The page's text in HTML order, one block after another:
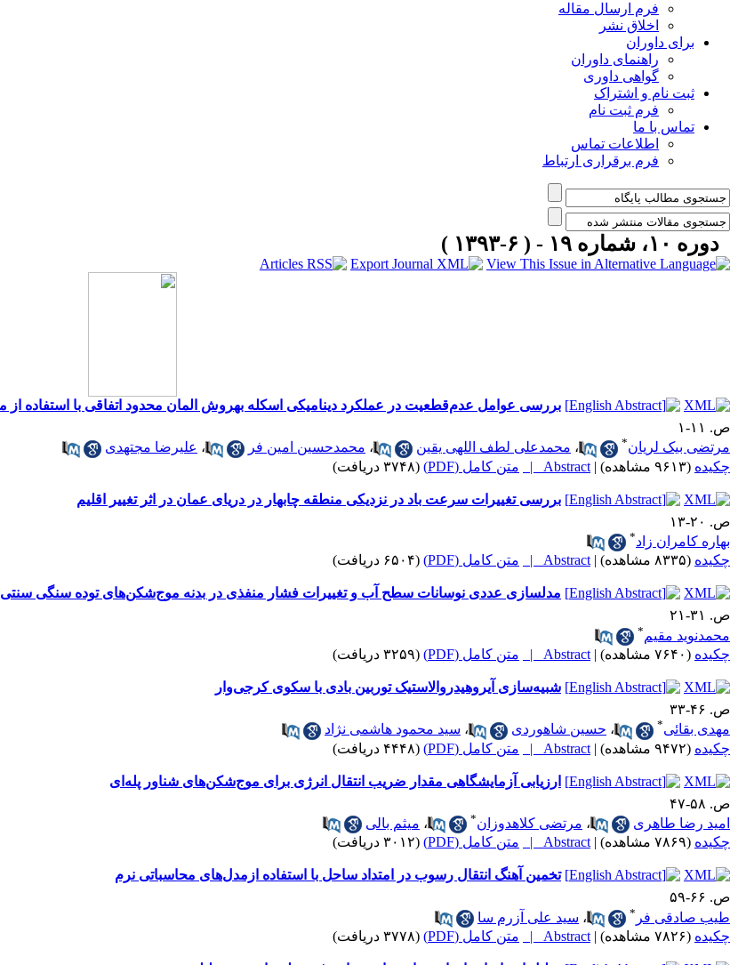
فرم ارسال مقاله
اخلاق نشر
برای داوران
راهنمای داوران
گواهی داوری
ثبت نام و اشتراک
فرم ثبت نام
تماس با ما
اطلاعات تماس
فرم برقراری ارتباط
دوره ۱۰، شماره ۱۹ - ( ۶-۱۳۹۳ )
بررسی عوامل عدم‌قطعیت در عملکرد دینامیکی اسکله به‎روش المان محدود اتفاقی با استفاده از مدل ماتریس تصادفی ویشارت
ص. ۱۱-۱
مرتضی بیک لریان* ، محمدعلی لطف اللهی یقین ، محمدحسین امین فر ، علیرضا مجتهدی
چکیده (۹۶۱۳ مشاهده) |
Abstract | متن کامل (PDF) (۳۷۴۸ دریافت)
بررسی تغییرات سرعت باد در نزدیکی منطقه چابهار در دریای عمان در اثر تغییر اقلیم
ص. ۲۰-۱۳
بهاره کامران زاد*
چکیده (۸۳۳۵ مشاهده) |
Abstract | متن کامل (PDF) (۶۵۰۴ دریافت)
مدلسازی عددی نوسانات سطح آب و تغییرات فشار منفذی در بدنه موج‌شکن‌های توده سنگی سنتی
ص. ۳۱-۲۱
محمدنوید مقیم *
چکیده (۷۶۴۰ مشاهده) |
Abstract | متن کامل (PDF) (۳۲۵۹ دریافت)
شبیه‌سازی آیروهیدروالاستیک توربین بادی با سکوی کرجی‌وار
ص. ۴۶-۳۳
مهدی بقائی* ، حسین شاهوردی ، سید محمود هاشمی نژاد
چکیده (۹۴۷۲ مشاهده) |
Abstract | متن کامل (PDF) (۴۴۴۸ دریافت)
ارزیابی آزمایشگاهی مقدار ضریب انتقال انرژی برای موج‌شکن‌های شناور پله‌ای
ص. ۵۸-۴۷
امید رضا طاهری
، مرتضی کلاهدوزان* ، میثم بالی
چکیده (۷۸۶۹ مشاهده) |
Abstract | متن کامل (PDF) (۳۰۱۲ دریافت)
تخمین آهنگ انتقال رسوب در امتداد ساحل با استفاده ازمدل‌های محاسباتی نرم
ص. ۶۶-۵۹
طیب صادقی فر * ، سید علی آزرم سا
چکیده (۷۸۲۶ مشاهده) |
Abstract | متن کامل (PDF) (۳۷۷۸ دریافت)